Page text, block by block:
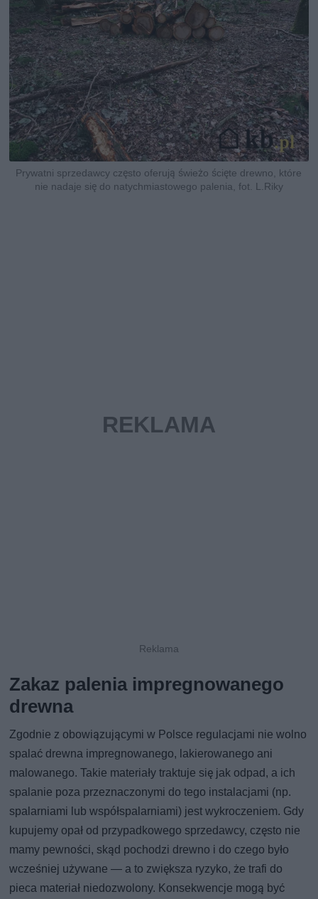
Prywatni sprzedawcy często oferują świeżo ścięte drewno, które
nie nadaje się do natychmiastowego palenia, fot. L.Riky
Zakaz palenia impregnowanego
drewna
Zgodnie z obowiązującymi w Polsce regulacjami nie wolno
spalać drewna impregnowanego, lakierowanego ani
malowanego. Takie materiały traktuje się jak odpad, a ich
spalanie poza przeznaczonymi do tego instalacjami (np.
spalarniami lub współspalarniami) jest wykroczeniem. Gdy
kupujemy opał od przypadkowego sprzedawcy, często nie
mamy pewności, skąd pochodzi drewno i do czego było
wcześniej używane — a to zwiększa ryzyko, że trafi do
pieca materiał niedozwolony. Konsekwencje mogą być